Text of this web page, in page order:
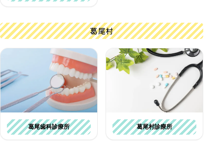
葛尾村
葛尾歯科診療所 葛尾村診療所